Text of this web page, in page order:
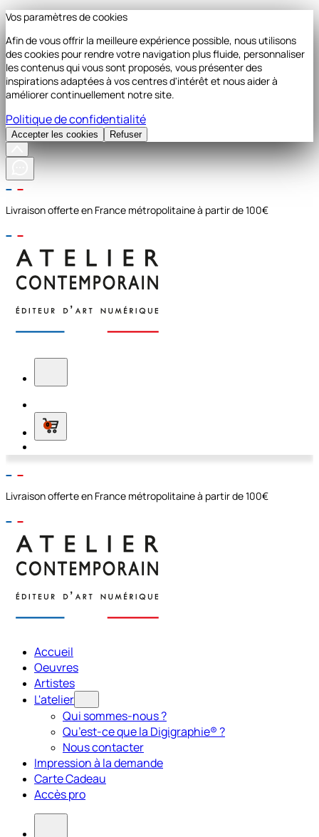
Vos paramètres de cookies
Afin de vous offrir la meilleure expérience possible, nous utilisons
des cookies pour rendre votre navigation plus fluide, personnaliser
les contenus qui vous sont proposés, vous présenter des
inspirations adaptées à vos centres d'intérêt et nous aider à
améliorer continuellement notre site.
Politique de confidentialité
Accepter les cookies Refuser
Livraison offerte en France métropolitaine à partir de 100€
0
Livraison offerte en France métropolitaine à partir de 100€
Accueil
Oeuvres
Artistes
L'atelier
Qui sommes-nous ?
Qu’est-ce que la Digigraphie® ?
Nous contacter
Impression à la demande
Carte Cadeau
Accès pro